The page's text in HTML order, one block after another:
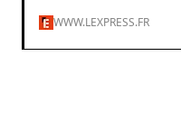
WWW.LEXPRESS.FR